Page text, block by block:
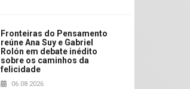
Fronteiras do Pensamento
reúne Ana Suy e Gabriel
Rolón em debate inédito
sobre os caminhos da
felicidade
06.08.2026